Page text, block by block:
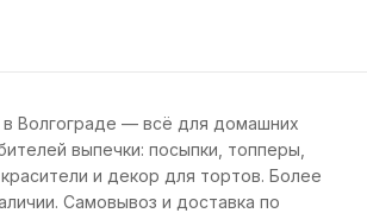
в Волгограде — всё для домашних
выпечки: посыпки, топперы,
и декор для тортов. Более
Самовывоз и доставка по